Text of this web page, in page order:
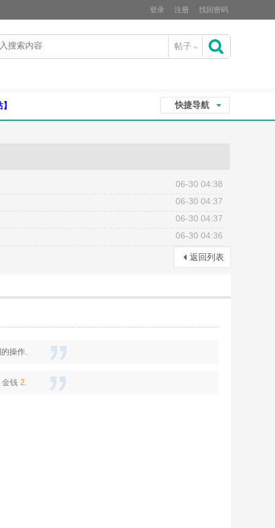
登录 注册 找回密码
帖子
索
快捷导航
06-30 04:38
06-30 04:37
06-30 04:37
06-30 04:36
返回列表
操作.
金钱 2.